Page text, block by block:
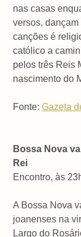
nas casas
versos,
canções é
católico a
pelos três Reis
nascimento do
Fonte:Gazeta
Bossa Nova
Rei
Encontro, às
A Bossa Nova
joanenses na
Largo do